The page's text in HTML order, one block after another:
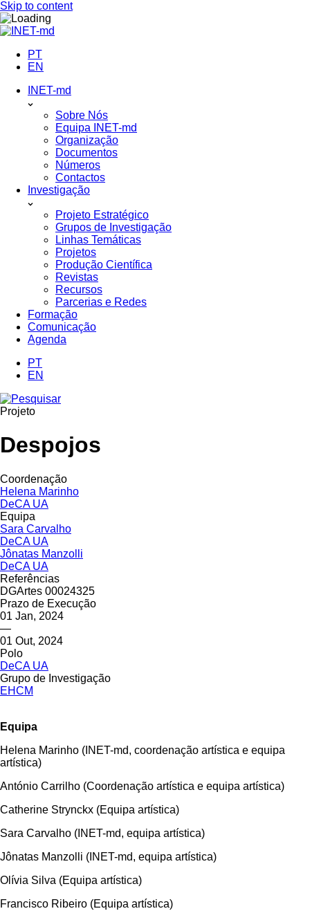
Skip to content
PT
EN
INET-md
Sobre Nós
Equipa INET-md
Organização
Documentos
Números
Contactos
Investigação
Projeto Estratégico
Grupos de Investigação
Linhas Temáticas
Projetos
Produção Científica
Revistas
Recursos
Parcerias e Redes
Formação
Comunicação
Agenda
PT
EN
Projeto
Despojos
Coordenação
Helena Marinho
DeCA UA
Equipa
Sara Carvalho
DeCA UA
Jônatas Manzolli
DeCA UA
Referências
DGArtes 00024325
Prazo de Execução
01 Jan, 2024
—
01 Out, 2024
Polo
DeCA UA
Grupo de Investigação
EHCM
Equipa
Helena Marinho (INET-md, coordenação artística e equipa
artística)
António Carrilho (Coordenação artística e equipa artística)
Catherine Strynckx (Equipa artística)
Sara Carvalho (INET-md, equipa artística)
Jônatas Manzolli (INET-md, equipa artística)
Olívia Silva (Equipa artística)
Francisco Ribeiro (Equipa artística)